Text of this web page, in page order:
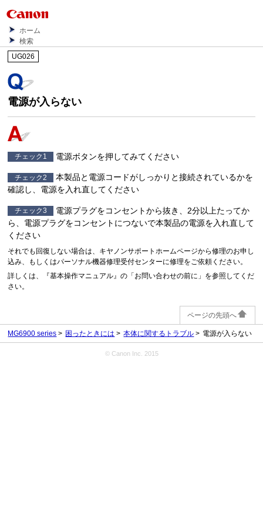
ホーム
検索
UG026
電源が入らない
チェック1 電源ボタンを押してみてください
チェック2
本製品と電源コードがしっかりと接続されているかを
確認し、電源を入れ直してください
チェック3
電源プラグをコンセントから抜き、2分以上たってか
ら、電源プラグをコンセントにつないで本製品の電源を入れ直して
ください
それでも回復しない場合は、キヤノンサポートホームページから修理のお申し
込み、もしくはパーソナル機器修理受付センターに修理をご依頼ください。
詳しくは、『基本操作マニュアル』の「お問い合わせの前に」を参照してくだ
さい。
ページの先頭へ
MG6900 series 困ったときには 本体に関するトラブル 電源が入らない
© Canon Inc. 2015